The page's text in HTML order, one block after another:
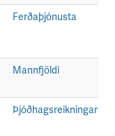
Ferðaþjónusta
Mannfjöldi
Þjóðhagsreikningar